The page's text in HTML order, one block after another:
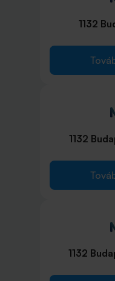
1132
1132
1132